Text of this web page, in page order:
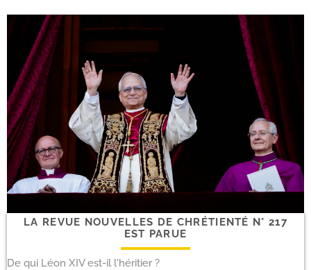
LA REVUE NOUVELLES DE CHRÉTIENTÉ N° 217
EST PARUE
De qui Léon XIV est-il l'héritier ?